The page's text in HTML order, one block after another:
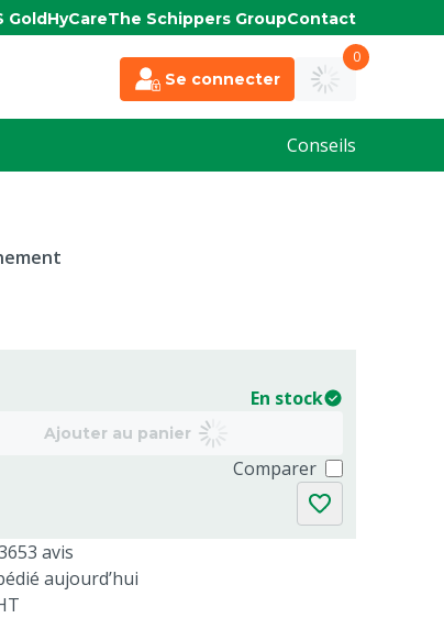
GoldHyCareThe Schippers GroupContact
Se connecter
0
Conseils
En stock
Ajouter au panier
Comparer
avis
aujourd’hui